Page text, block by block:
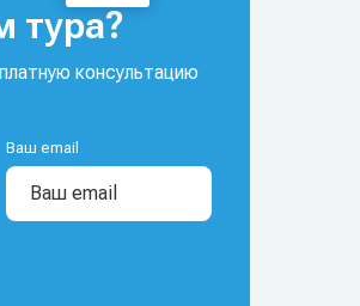
тура?
консультацию
Ваш email